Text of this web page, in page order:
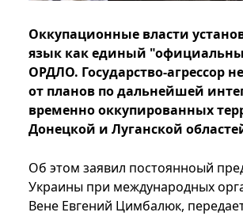
Оккупационные власти
язык как единый
ОРДЛО. Государство-агрессор
от планов по дальнейшей
временно оккупированных
Донецкой и Луганской
Об этом заявил постоянноый
Украины при международных
Вене Евгений Цимбалюк,